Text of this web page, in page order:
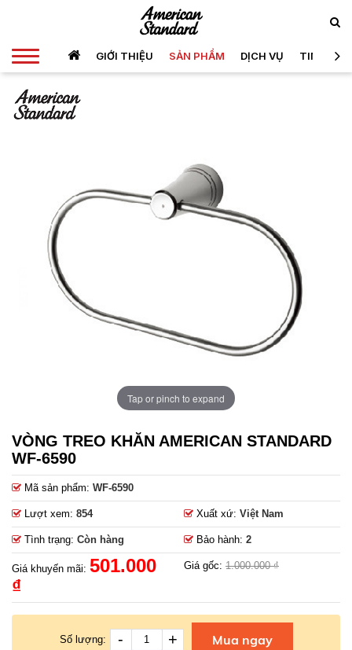
GIỚI THIỆU SẢN PHẨM DỊCH VỤ TIN TỨC
Tap or pinch to expand
VÒNG TREO KHĂN AMERICAN STANDARD
WF-6590
Mã sản phẩm: WF-6590
Lượt xem: 854 Xuất xứ: Việt Nam
Tình trạng: Còn hàng Bảo hành: 2
Giá khuyến mãi: 501.000
₫
Giá gốc: 1.000.000 ₫
Số lượng: - + Mua ngay